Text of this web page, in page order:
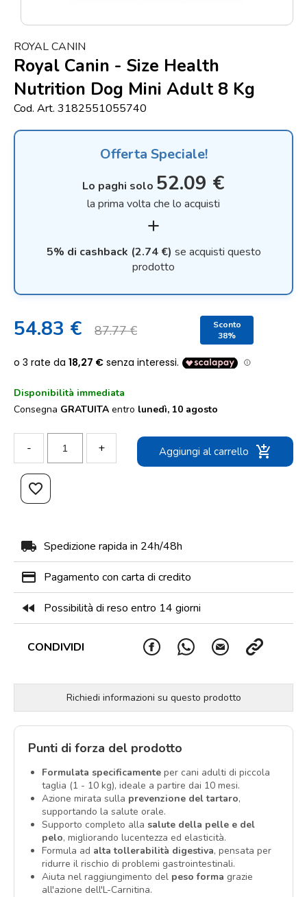
Punti
Blog
e
news
ROYAL CANIN
Royal Canin - Size Health
Nutrition Dog Mini Adult 8 Kg
Cod. Art. 3182551055740
Offerta Speciale!
Lo paghi solo 52.09 €
la prima volta che lo acquisti
add
5% di cashback (2.74 €) se acquisti questo
prodotto
54.83 € 87.77 €
Sconto
38%
Disponibilità immediata
Consegna GRATUITA entro lunedì, 10 agosto
- + Aggiungi al carrello add_shopping_cart
favorite_border
local_shipping Spedizione rapida in 24h/48h
payment Pagamento con carta di credito
fast_rewind Possibilità di reso entro 14 giorni
CONDIVIDI
Richiedi informazioni su questo prodotto
Punti di forza del prodotto
Formulata specificamente per cani adulti di piccola
taglia (1 - 10 kg), ideale a partire dai 10 mesi.
Azione mirata sulla prevenzione del tartaro,
supportando la salute orale.
Supporto completo alla salute della pelle e del
pelo, migliorando lucentezza ed elasticità.
Formula ad alta tollerabilità digestiva, pensata per
ridurre il rischio di problemi gastrointestinali.
Aiuta nel raggiungimento del peso forma grazie
all'azione dell'L-Carnitina.